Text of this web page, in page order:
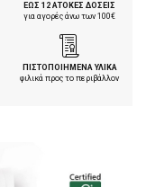
ΕΩΣ 12 ΑΤΟΚΕΣ ΔΟΣΕΙΣ
για αγορές άνω των 100€
ΠΙΣΤΟΠΟΙΗΜΕΝΑ ΥΛΙΚΑ
φιλικά προς το περιβάλλον